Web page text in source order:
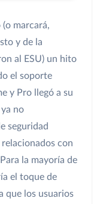
marcará,
y de la
al ESU) un hito
el soporte
y Pro llegó a su
no
seguridad
con
la mayoría de
el toque de
que los usuarios